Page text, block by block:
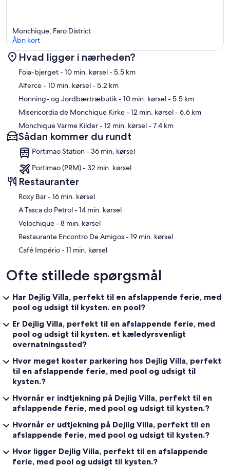
Kort
Monchique, Faro District
Åbn kort
Hvad ligger i nærheden?
Foia-bjerget- 10 min. kørsel- 5.5 km
Alferce- 10 min. kørsel- 5.2 km
Honning- og Jordbærtræbutik- 10 min. kørsel- 5.5 km
Misericordia de Monchique Kirke- 12 min. kørsel- 6.6 km
Monchique Varme Kilder- 12 min. kørsel- 7.4 km
Sådan kommer du rundt
Portimao Station - 36 min. kørsel
Portimao (PRM) - 32 min. kørsel
Restauranter
‪Roxy Bar - ‬16 min. kørsel
‪A Tasca do Petrol - ‬14 min. kørsel
‪Velochique - ‬8 min. kørsel
‪Restaurante Encontro De Amigos - ‬19 min. kørsel
‪Café Império - ‬11 min. kørsel
Ofte stillede spørgsmål
Har Dejlig Villa, perfekt til en afslappende ferie, med
pool og udsigt til kysten. en pool?
Er Dejlig Villa, perfekt til en afslappende ferie, med
pool og udsigt til kysten. et kæledyrsvenligt
overnatningssted?
Hvor meget koster parkering hos Dejlig Villa, perfekt
til en afslappende ferie, med pool og udsigt til
kysten.?
Hvornår er indtjekning på Dejlig Villa, perfekt til en
afslappende ferie, med pool og udsigt til kysten.?
Hvornår er udtjekning på Dejlig Villa, perfekt til en
afslappende ferie, med pool og udsigt til kysten.?
Hvor ligger Dejlig Villa, perfekt til en afslappende
ferie, med pool og udsigt til kysten.?